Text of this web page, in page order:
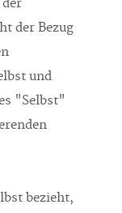
der Bezug
und
"Selbst"